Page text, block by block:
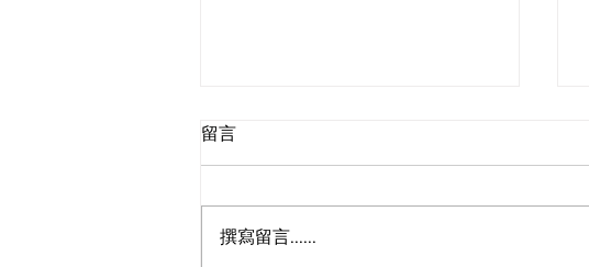
留言
撰寫留言......